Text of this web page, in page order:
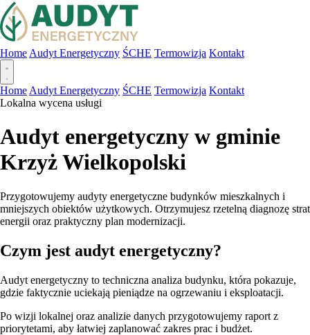
Home Audyt Energetyczny ŚCHE Termowizja Kontakt
Home Audyt Energetyczny ŚCHE Termowizja Kontakt
Lokalna wycena usługi
Audyt energetyczny w gminie
Krzyż Wielkopolski
Przygotowujemy audyty energetyczne budynków mieszkalnych i
mniejszych obiektów użytkowych. Otrzymujesz rzetelną diagnozę strat
energii oraz praktyczny plan modernizacji.
Czym jest audyt energetyczny?
Audyt energetyczny to techniczna analiza budynku, która pokazuje,
gdzie faktycznie uciekają pieniądze na ogrzewaniu i eksploatacji.
Po wizji lokalnej oraz analizie danych przygotowujemy raport z
priorytetami, aby łatwiej zaplanować zakres prac i budżet.